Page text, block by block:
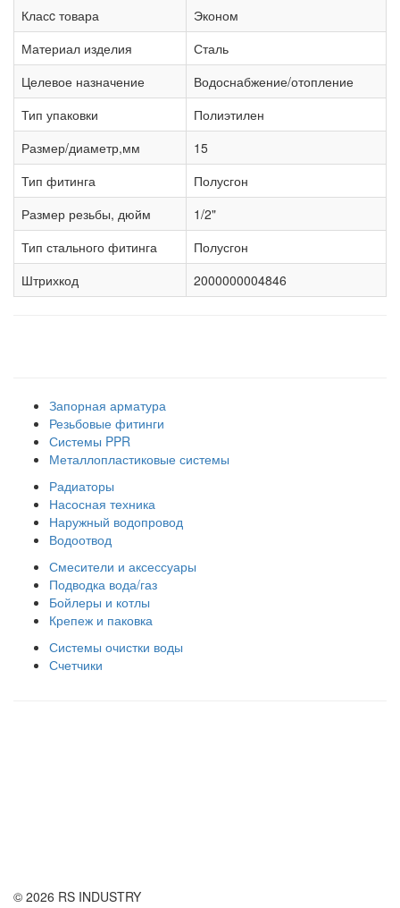
Класc товара
Эконом
Материал изделия
Сталь
Целевое назначение
Водоснабжение/отопление
Тип упаковки
Полиэтилен
Размер/диаметр,мм
15
Тип фитинга
Полусгон
Размер резьбы, дюйм
1/2"
Тип стального фитинга
Полусгон
Штрихкод
2000000004846
Запорная арматура
Резьбовые фитинги
Системы PPR
Металлопластиковые системы
Радиаторы
Насосная техника
Наружный водопровод
Водоотвод
Смесители и аксессуары
Подводка вода/газ
Бойлеры и котлы
Крепеж и паковка
Системы очистки воды
Счетчики
© 2026 RS INDUSTRY